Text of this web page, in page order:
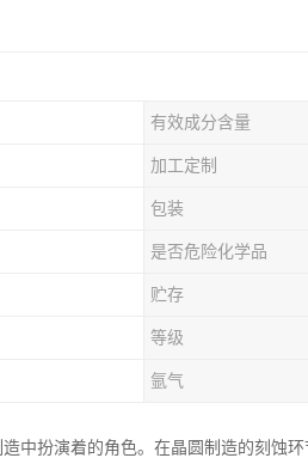
有效成分含量
加工定制
包装
是否危险化学品
贮存
等级
氩气
中扮演着的角色。在晶圆制造的刻蚀